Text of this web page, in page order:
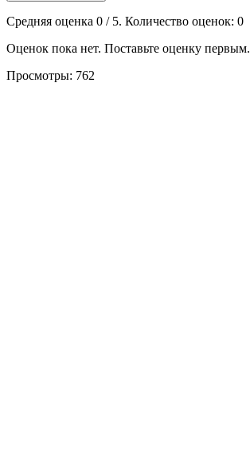
Средняя оценка 0 / 5. Количество оценок: 0
Оценок пока нет. Поставьте оценку первым.
Просмотры: 762